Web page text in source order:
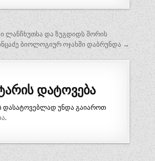
ლანჩხუთსა და ზუგდიდს შორის
ბიოლოგიურ ოჯახში დაბრუნდა →
დატოვება
დასატოვებლად უნდა გაიაროთ
.